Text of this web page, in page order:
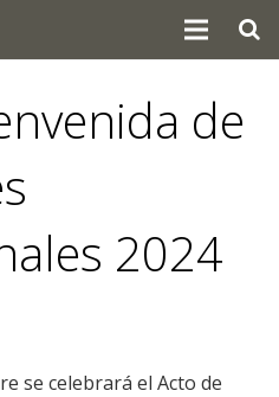
de
2024
se celebrará el Acto de